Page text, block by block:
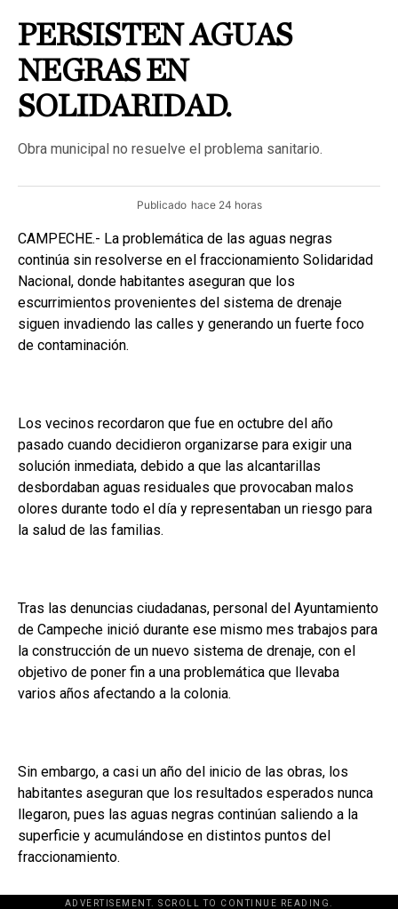
PERSISTEN AGUAS
NEGRAS EN
SOLIDARIDAD.
Obra municipal no resuelve el problema sanitario.
Publicado hace 24 horas
CAMPECHE.- La problemática de las aguas negras
continúa sin resolverse en el fraccionamiento Solidaridad
Nacional, donde habitantes aseguran que los
escurrimientos provenientes del sistema de drenaje
siguen invadiendo las calles y generando un fuerte foco
de contaminación.
Los vecinos recordaron que fue en octubre del año
pasado cuando decidieron organizarse para exigir una
solución inmediata, debido a que las alcantarillas
desbordaban aguas residuales que provocaban malos
olores durante todo el día y representaban un riesgo para
la salud de las familias.
Tras las denuncias ciudadanas, personal del Ayuntamiento
de Campeche inició durante ese mismo mes trabajos para
la construcción de un nuevo sistema de drenaje, con el
objetivo de poner fin a una problemática que llevaba
varios años afectando a la colonia.
Sin embargo, a casi un año del inicio de las obras, los
habitantes aseguran que los resultados esperados nunca
llegaron, pues las aguas negras continúan saliendo a la
superficie y acumulándose en distintos puntos del
fraccionamiento.
ADVERTISEMENT. SCROLL TO CONTINUE READING.